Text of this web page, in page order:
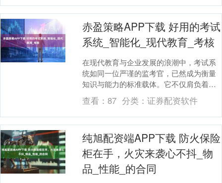
赤盈策略APP下载 好用的考试
系统_智能化_现代教育_考核
在现代教育与企业发展的浪潮中，考试系
统如同一位严谨的监考官，已然成为衡量
知识与能力的标准载体。它不仅肩负着提
升考核效率、节约人力成本的重任，更是
守护考试公平与稳....
查看：87 分类： 证券配资软件
纯旭配资端APP下载 防火保险
柜在手，火灾来袭心不抖_物
品_性能_的合同